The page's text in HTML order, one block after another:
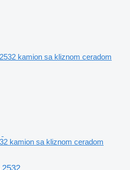
kamion sa kliznom ceradom